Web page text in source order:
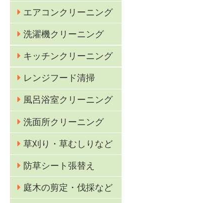
エアコンクリーニング
洗濯機クリーニング
キッチンクリーニング
レンジフード清掃
風呂浴室クリーニング
洗面所クリーニング
草刈り・草むしりなど
防草シート張替え
庭木の剪定・伐採など